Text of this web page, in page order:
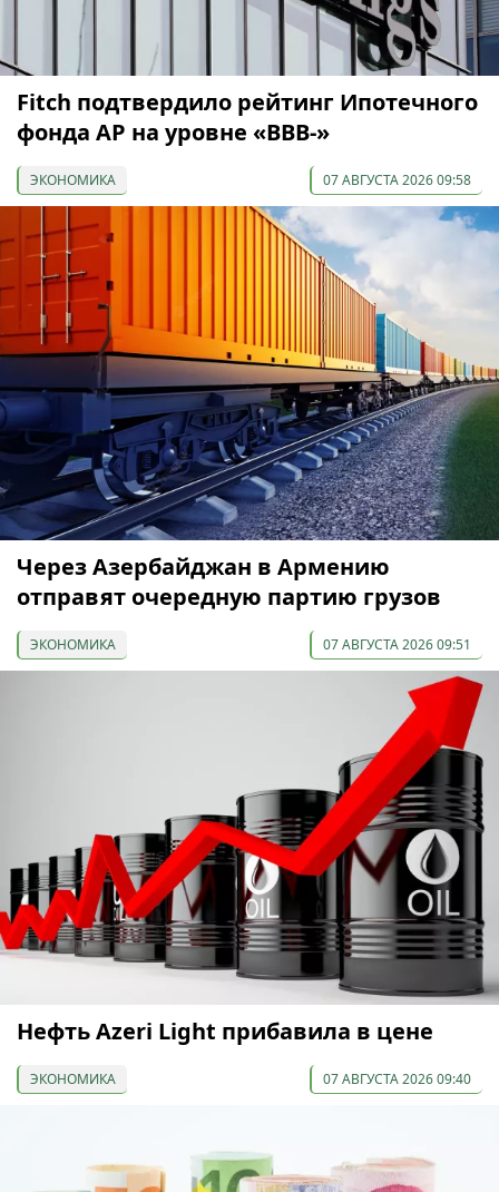
Fitch подтвердило рейтинг Ипотечного
фонда АР на уровне «BBB-»
ЭКОНОМИКА 07 АВГУСТА 2026 09:58
Через Азербайджан в Армению
отправят очередную партию грузов
ЭКОНОМИКА 07 АВГУСТА 2026 09:51
Нефть Azeri Light прибавила в цене
ЭКОНОМИКА 07 АВГУСТА 2026 09:40